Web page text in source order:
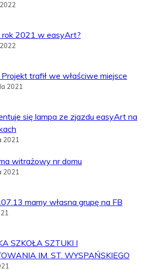
rok 2021 w easyArt?
trafił we właściwe miejsce
2021
się lampa ze zjazdu easyArt na
2021
witrażowy nr domu
2021
mamy własna grupę na FB
SZKOŁA SZTUKI I
IM. ST. WYSPAŃSKIEGO